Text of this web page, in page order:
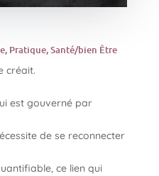
, Pratique,Santé/bien Être
créait.
est gouverné par
de se reconnecter
ce lien qui